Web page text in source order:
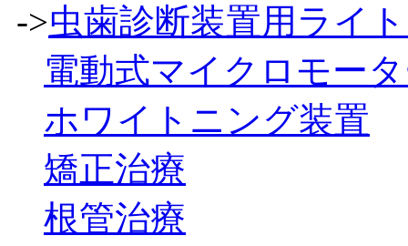
->虫歯診断装置用ライ
電動式マイクロモー
ホワイトニング装置
矯正治療
根管治療